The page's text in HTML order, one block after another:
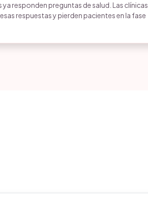
ya responden preguntas de salud. Las clínicas
respuestas y pierden pacientes en la fase